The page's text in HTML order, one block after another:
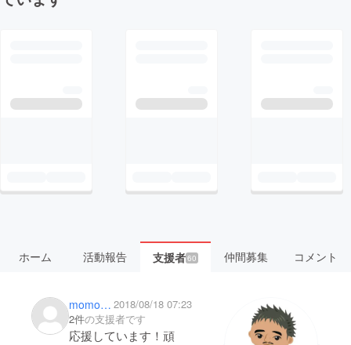
ホーム 活動報告 支援者60 仲間募集 コメント
momo935 2018/08/18 07:23
2件の支援者です
応援しています！頑